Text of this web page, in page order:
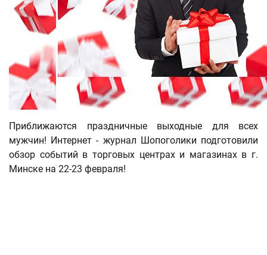
Приближаются праздничные выходные для всех
мужчин! Интернет - журнал Шопоголики подготовили
обзор событий в торговых центрах и магазинах в г.
Минске на 22-23 февраля!